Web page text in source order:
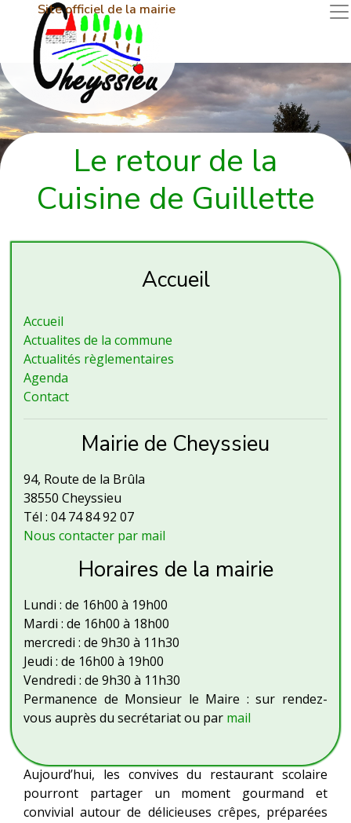
Site officiel de la mairie
Le retour de la
Cuisine de Guillette
Accueil
Accueil
Actualites de la commune
Actualités règlementaires
Agenda
Contact
Mairie de Cheyssieu
94, Route de la Brûla
38550 Cheyssieu
Tél : 04 74 84 92 07
Nous contacter par mail
Horaires de la mairie
Lundi : de 16h00 à 19h00
Mardi : de 16h00 à 18h00
mercredi : de 9h30 à 11h30
Jeudi : de 16h00 à 19h00
Vendredi : de 9h30 à 11h30
Permanence de Monsieur le Maire : sur rendez-
vous auprès du secrétariat ou par mail
Aujourd’hui, les convives du restaurant scolaire
pourront partager un moment gourmand et
convivial autour de délicieuses crêpes, préparées